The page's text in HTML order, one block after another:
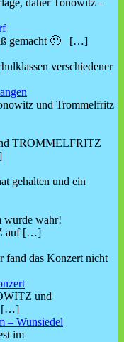
daher Tonowitz –
gemacht 🙂
[…]
verschiedener
und Trommelfritz
TROMMELFRITZ
gehalten und ein
wurde wahr!
auf […]
fand das Konzert nicht
und
[…]
– Wunsiedel
im